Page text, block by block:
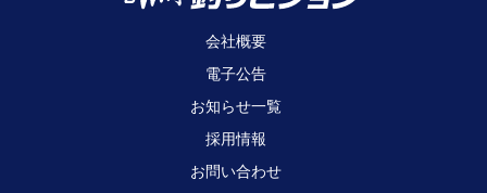
会社概要
電子公告
お知らせ一覧
採用情報
お問い合わせ